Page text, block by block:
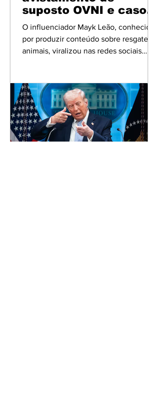
suposto OVNI e caso
viraliza nas redes
sociais
O influenciador Mayk Leão, conhecido
por produzir conteúdo sobre resgate de
animais, viralizou nas redes sociais
Identificado (OVNI) em seu sítio
localizado em Campo Largo, na Região
Metropolitana de Curitiba, no Paraná. O
caso teria ocorrido durante o último fim
de semana de maio, culminando na